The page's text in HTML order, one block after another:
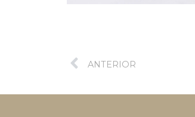
ANTERIOR